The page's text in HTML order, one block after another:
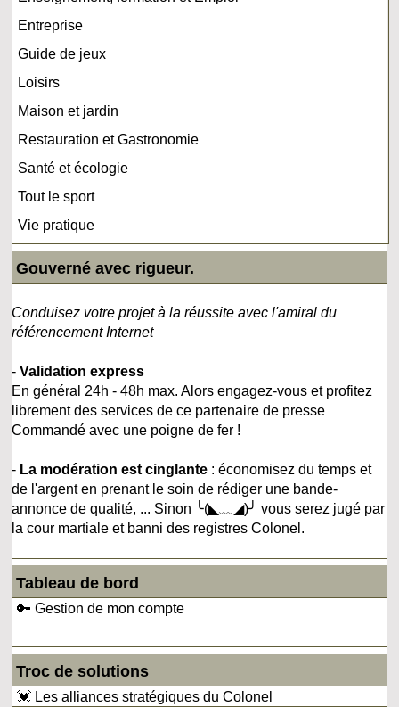
Entreprise
Guide de jeux
Loisirs
Maison et jardin
Restauration et Gastronomie
Santé et écologie
Tout le sport
Vie pratique
Gouverné avec rigueur.
Conduisez votre projet à la réussite avec l'amiral du
référencement Internet
-Validation express
En général 24h - 48h max. Alors engagez-vous et profitez
librement des services de ce partenaire de presse
Commandé avec une poigne de fer !
- La modération est cinglante : économisez du temps et
de l'argent en prenant le soin de rédiger une bande-
annonce de qualité, ... Sinon ╰(◣﹏◢)╯ vous serez jugé par
la cour martiale et banni des registres Colonel.
Tableau de bord
🔑 Gestion de mon compte
Troc de solutions
💓 Les alliances stratégiques du Colonel